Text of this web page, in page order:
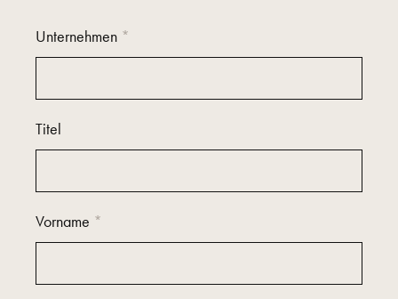
Unternehmen *
Titel
Vorname *